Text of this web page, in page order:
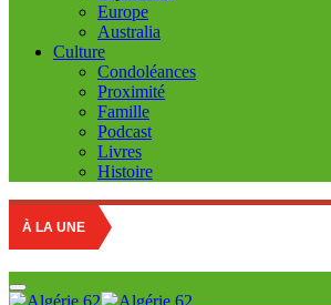
Europe
Australia
Culture
Condoléances
Proximité
Famille
Podcast
Livres
Histoire
À LA UNE